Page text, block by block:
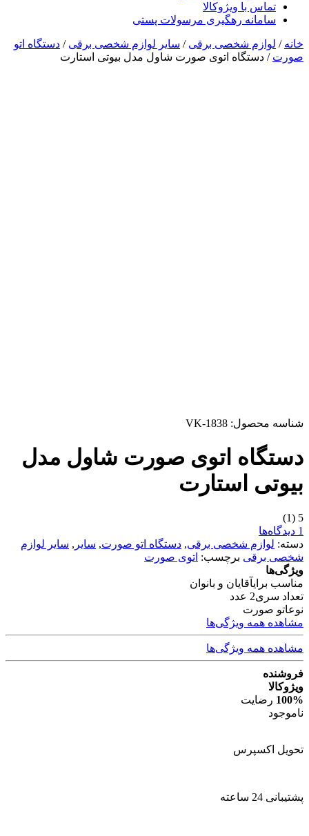
تماس با ویژوکالا
سامانه رهگیری مرسولات پستی
خانه / لوازم شخصی برقی / سایر لوازم شخصی برقی / دستگاه اتو
صورت / دستگاه اتوی صورت شاول مدل بیوتی استارت
شناسه محصول: VK-1838
دستگاه اتوی صورت شاول مدل
بیوتی استارت
5
(1)
1 دیدگاه‌ها
دسته: لوازم شخصی برقی, دستگاه اتو صورت, سایر , سایر لوازم
شخصی برقی برچسب: اتوی صورت
ویژگی‌ها
مناسب برایآقایان و بانوان
تعداد سری2 عدد
نوعاتو صورت
مشاهده همه ویژگی‌ها
مشاهده همه ویژگی‌ها
فروشنده
ویژوکالا
100% رضایت
ناموجود
تحویل اکسپرس
پشتیبانی 24 ساعته